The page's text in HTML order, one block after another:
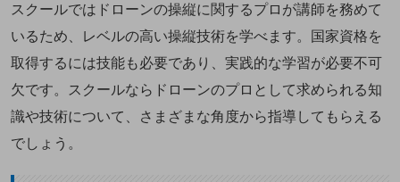
スクールではドローンの操縦に関するプロが講師を務めて
いるため、レベルの高い操縦技術を学べます。国家資格を
取得するには技能も必要であり、実践的な学習が必要不可
欠です。スクールならドローンのプロとして求められる知
識や技術について、さまざまな角度から指導してもらえる
でしょう。